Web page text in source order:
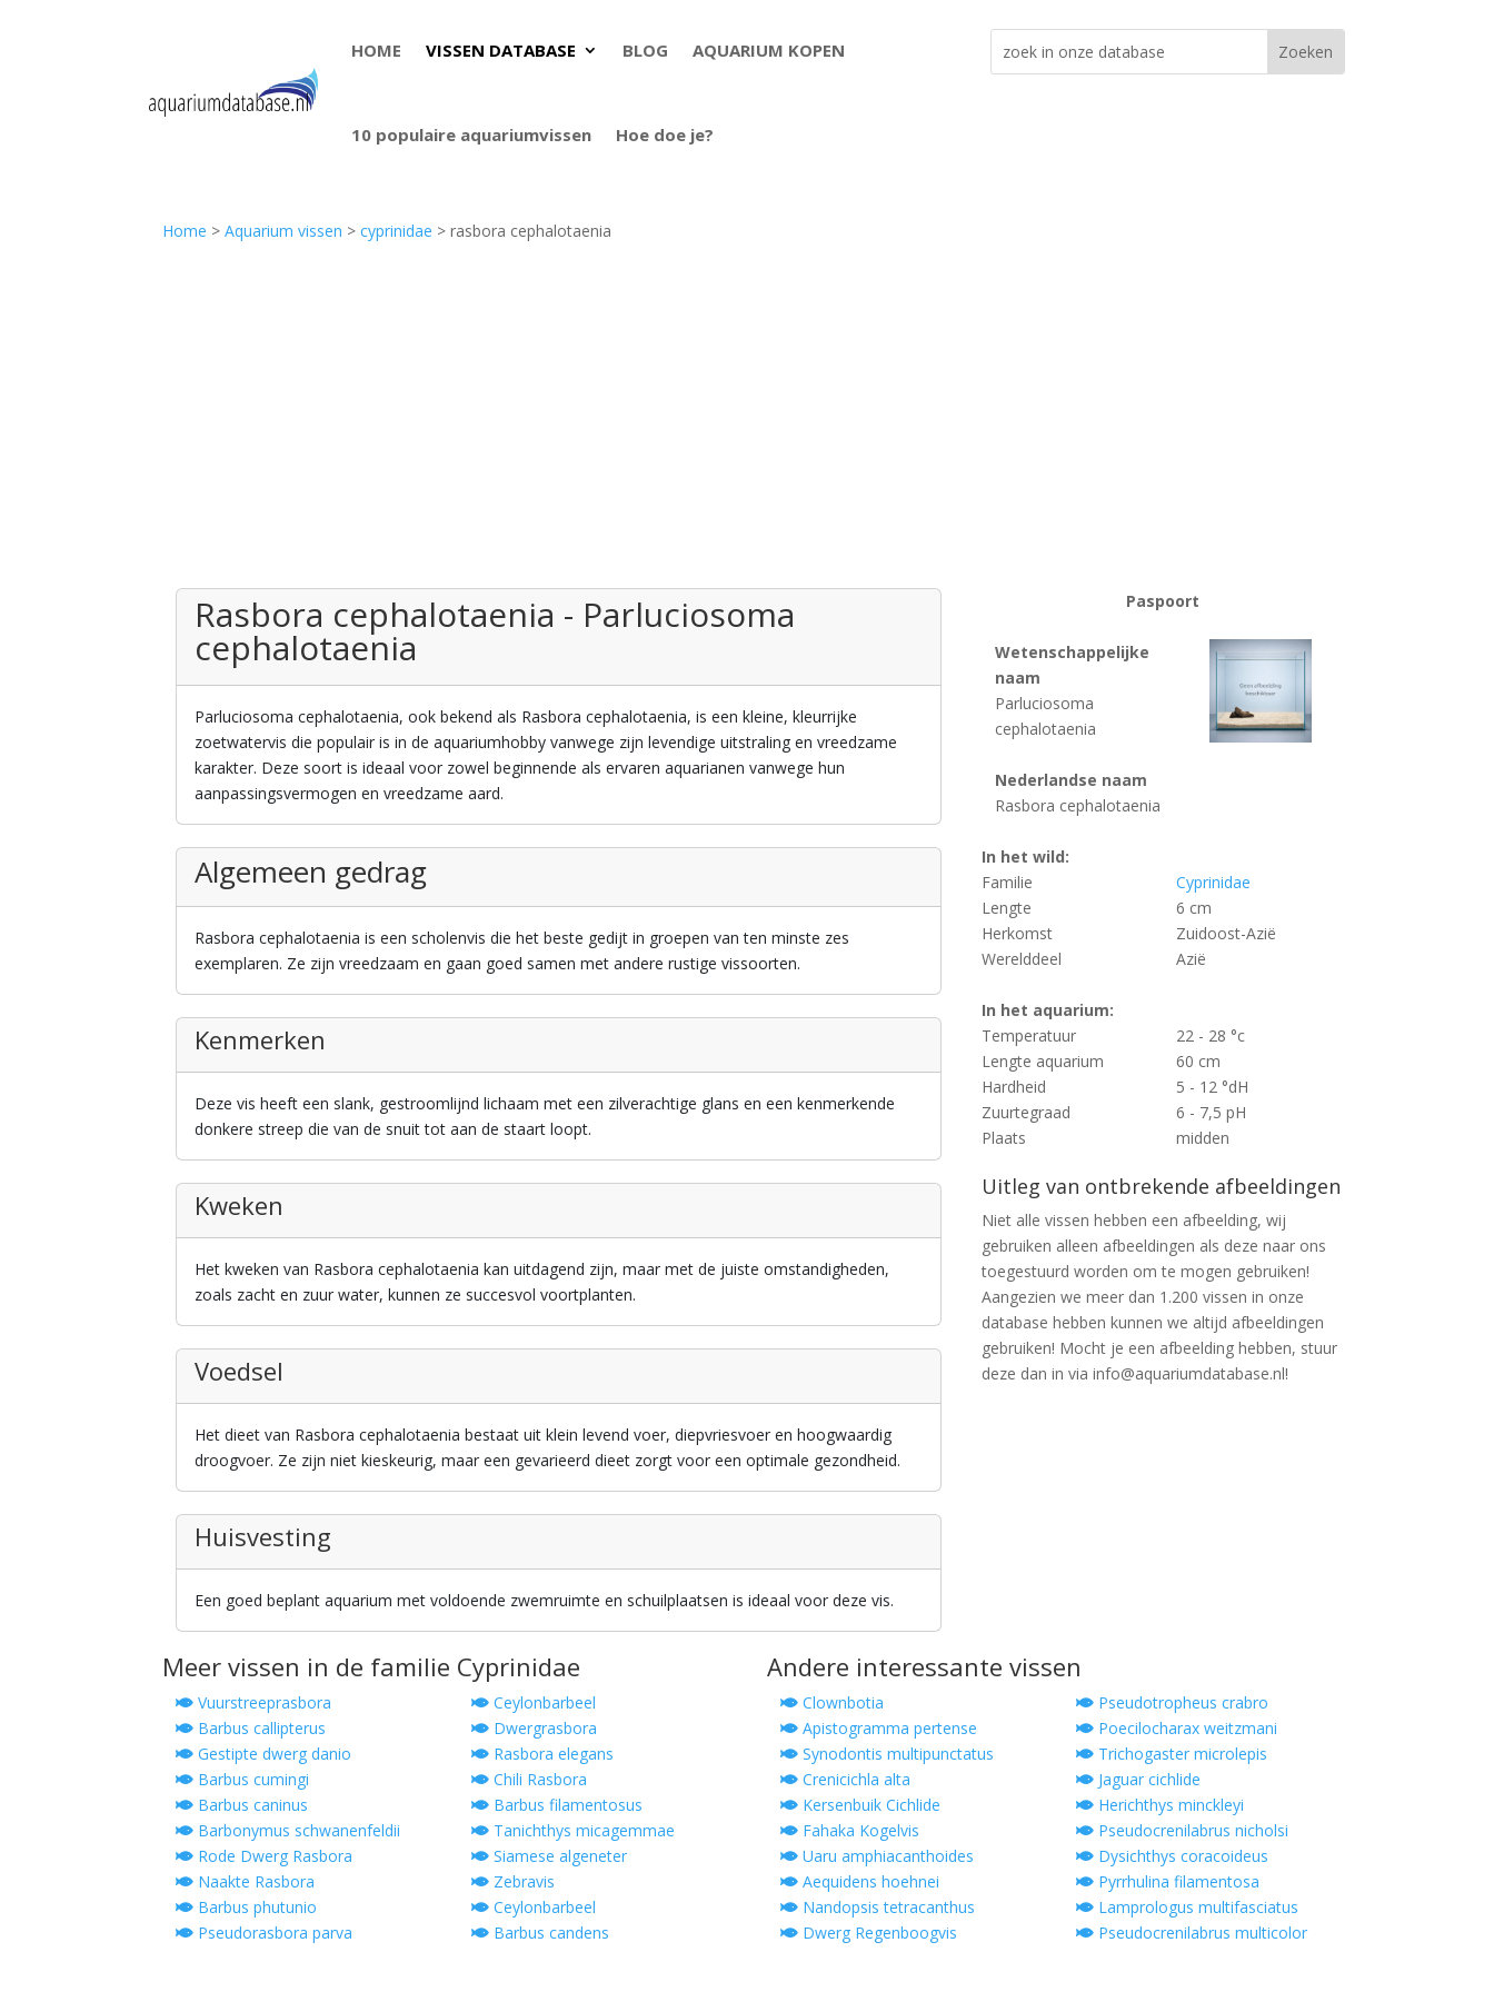
HOME VISSEN DATABASE BLOG AQUARIUM KOPEN
10 populaire aquariumvissen Hoe doe je?
Home >Aquarium vissen >cyprinidae > rasbora cephalotaenia
Paspoort
Wetenschappelijke
naam
Parluciosoma
cephalotaenia
Nederlandse naam
Rasbora cephalotaenia
In het wild:
Familie
Cyprinidae
Lengte
6 cm
Herkomst
Zuidoost-Azië
Werelddeel
Azië
In het aquarium:
Temperatuur
22 - 28 °c
Lengte aquarium
60 cm
Hardheid
5 - 12 °dH
Zuurtegraad
6 - 7,5 pH
Plaats
midden
Uitleg van ontbrekende afbeeldingen
Niet alle vissen hebben een afbeelding, wij
gebruiken alleen afbeeldingen als deze naar ons
toegestuurd worden om te mogen gebruiken!
Aangezien we meer dan 1.200 vissen in onze
database hebben kunnen we altijd afbeeldingen
gebruiken! Mocht je een afbeelding hebben, stuur
deze dan in via info@aquariumdatabase.nl!
Rasbora cephalotaenia - Parluciosoma
cephalotaenia
Parluciosoma cephalotaenia, ook bekend als Rasbora cephalotaenia, is een kleine, kleurrijke
zoetwatervis die populair is in de aquariumhobby vanwege zijn levendige uitstraling en vreedzame
karakter. Deze soort is ideaal voor zowel beginnende als ervaren aquarianen vanwege hun
aanpassingsvermogen en vreedzame aard.
Algemeen gedrag
Rasbora cephalotaenia is een scholenvis die het beste gedijt in groepen van ten minste zes
exemplaren. Ze zijn vreedzaam en gaan goed samen met andere rustige vissoorten.
Kenmerken
Deze vis heeft een slank, gestroomlijnd lichaam met een zilverachtige glans en een kenmerkende
donkere streep die van de snuit tot aan de staart loopt.
Kweken
Het kweken van Rasbora cephalotaenia kan uitdagend zijn, maar met de juiste omstandigheden,
zoals zacht en zuur water, kunnen ze succesvol voortplanten.
Voedsel
Het dieet van Rasbora cephalotaenia bestaat uit klein levend voer, diepvriesvoer en hoogwaardig
droogvoer. Ze zijn niet kieskeurig, maar een gevarieerd dieet zorgt voor een optimale gezondheid.
Huisvesting
Een goed beplant aquarium met voldoende zwemruimte en schuilplaatsen is ideaal voor deze vis.
Meer vissen in de familie Cyprinidae
Vuurstreeprasbora
Ceylonbarbeel
Barbus callipterus
Dwergrasbora
Gestipte dwerg danio
Rasbora elegans
Barbus cumingi
Chili Rasbora
Barbus caninus
Barbus filamentosus
Barbonymus schwanenfeldii
Tanichthys micagemmae
Rode Dwerg Rasbora
Siamese algeneter
Naakte Rasbora
Zebravis
Barbus phutunio
Ceylonbarbeel
Pseudorasbora parva
Barbus candens
Andere interessante vissen
Clownbotia
Pseudotropheus crabro
Apistogramma pertense
Poecilocharax weitzmani
Synodontis multipunctatus
Trichogaster microlepis
Crenicichla alta
Jaguar cichlide
Kersenbuik Cichlide
Herichthys minckleyi
Fahaka Kogelvis
Pseudocrenilabrus nicholsi
Uaru amphiacanthoides
Dysichthys coracoideus
Aequidens hoehnei
Pyrrhulina filamentosa
Nandopsis tetracanthus
Lamprologus multifasciatus
Dwerg Regenboogvis
Pseudocrenilabrus multicolor